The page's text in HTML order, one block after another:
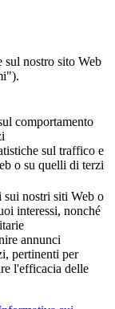
sul nostro sito Web
comportamento
sul traffico e
o su quelli di terzi
nostri siti Web o
interessi, nonché
annunci
pertinenti per
l'efficacia delle